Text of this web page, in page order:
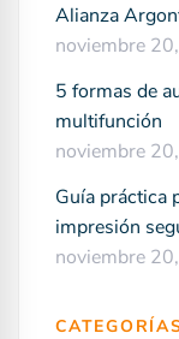
Alianza
noviembre
5 formas de
multifunción
noviembre
Guía práctica
impresión
noviembre